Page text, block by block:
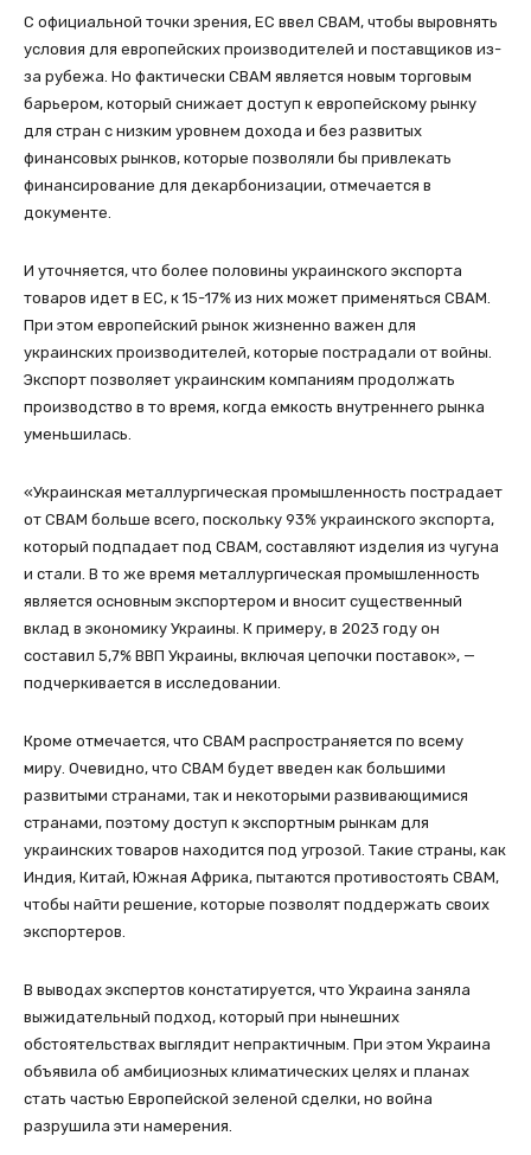
С официальной точки зрения, ЕС ввел CBAM, чтобы выровнять
условия для европейских производителей и поставщиков из-
за рубежа. Но фактически CBAM является новым торговым
барьером, который снижает доступ к европейскому рынку
для стран с низким уровнем дохода и без развитых
финансовых рынков, которые позволяли бы привлекать
финансирование для декарбонизации, отмечается в
документе.
И уточняется, что более половины украинского экспорта
товаров идет в ЕС, к 15-17% из них может применяться СВАМ.
При этом европейский рынок жизненно важен для
украинских производителей, которые пострадали от войны.
Экспорт позволяет украинским компаниям продолжать
производство в то время, когда емкость внутреннего рынка
уменьшилась.
«Украинская металлургическая промышленность пострадает
от CBAM больше всего, поскольку 93% украинского экспорта,
который подпадает под CBAM, составляют изделия из чугуна
и стали. В то же время металлургическая промышленность
является основным экспортером и вносит существенный
вклад в экономику Украины. К примеру, в 2023 году он
составил 5,7% ВВП Украины, включая цепочки поставок», —
подчеркивается в исследовании.
Кроме отмечается, что CBAM распространяется по всему
миру. Очевидно, что CBAM будет введен как большими
развитыми странами, так и некоторыми развивающимися
странами, поэтому доступ к экспортным рынкам для
украинских товаров находится под угрозой. Такие страны, как
Индия, Китай, Южная Африка, пытаются противостоять CBAM,
чтобы найти решение, которые позволят поддержать своих
экспортеров.
В выводах экспертов констатируется, что Украина заняла
выжидательный подход, который при нынешних
обстоятельствах выглядит непрактичным. При этом Украина
объявила об амбициозных климатических целях и планах
стать частью Европейской зеленой сделки, но война
разрушила эти намерения.